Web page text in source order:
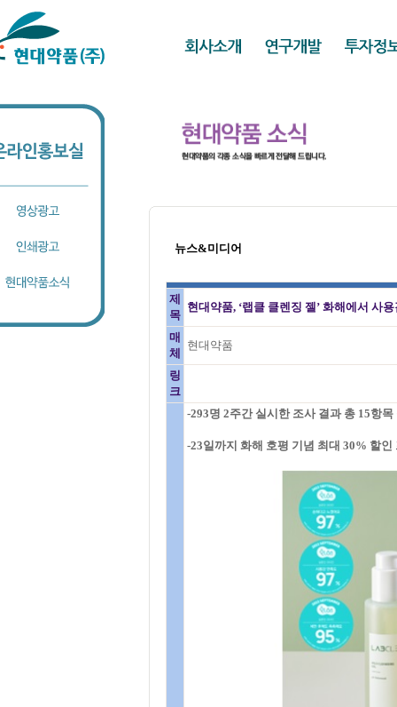
뉴스&미디어
제
목
현대약품, ‘랩클 클렌징 젤’ 화해에서 사
매
체
현대약품
링
크
-293명 2주간 실시한 조사 결과 총 15항
-23일까지 화해 호평 기념 최대 30% 할인